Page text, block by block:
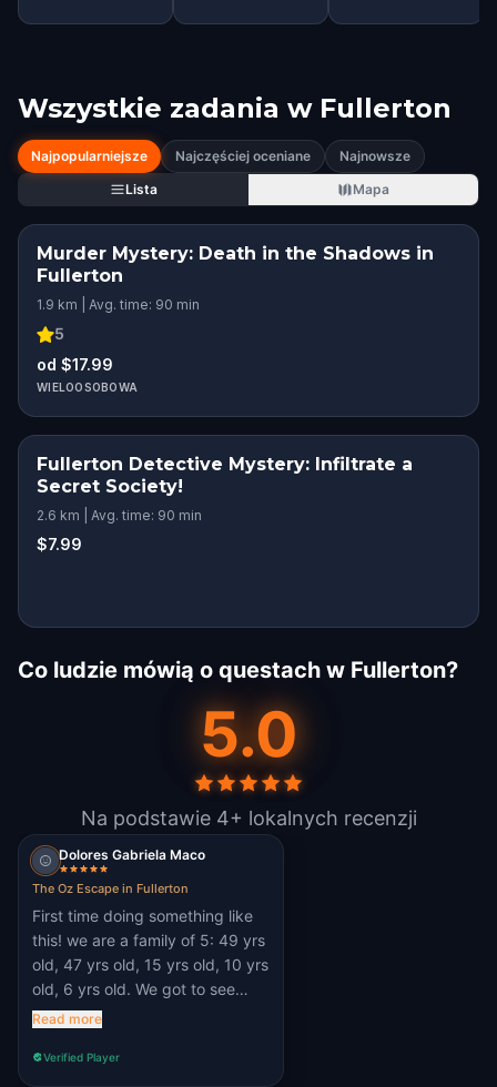
Wszystkie zadania w Fullerton
Najpopularniejsze Najczęściej oceniane
Najnowsze
Lista
Mapa
Murder Mystery: Death in the Shadows in
Fullerton
1.9 km | Avg. time: 90 min
5
od $17.99
WIELOOSOBOWA
Fullerton Detective Mystery: Infiltrate a
Secret Society!
2.6 km | Avg. time: 90 min
$7.99
Co ludzie mówią o questach w Fullerton?
5.0
Na podstawie 4+ lokalnych recenzji
Dolores Gabriela Maco
The Oz Escape in Fullerton
First time doing something like
this! we are a family of 5: 49 yrs
old, 47 yrs old, 15 yrs old, 10 yrs
old, 6 yrs old. We got to see
hidden gems in our city we
the game on foot.
Read more
Verified Player